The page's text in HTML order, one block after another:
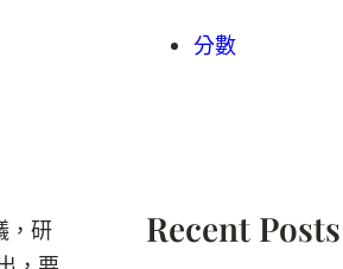
，研
分數
Recent Posts